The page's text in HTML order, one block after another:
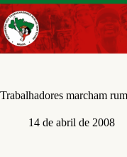
Pular
para
o
conteúdo
Trabalhadores marcham
14 de abril de 2008